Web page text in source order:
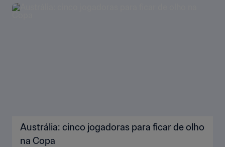
Austrália: cinco jogadoras para ficar de olho
na Copa